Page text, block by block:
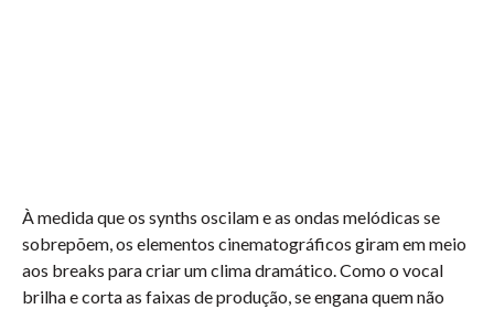
À medida que os synths oscilam e as ondas melódicas se
sobrepõem, os elementos cinematográficos giram em meio
aos breaks para criar um clima dramático. Como o vocal
brilha e corta as faixas de produção, se engana quem não